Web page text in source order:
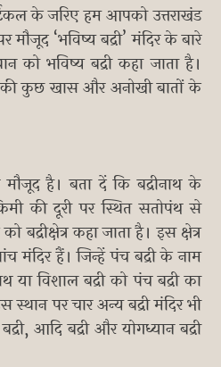
के जरिए हम आपको उत्तराखंड
‘भविष्य बद्री’ मंदिर के बारे
को भविष्य बद्री कहा जाता है।
की कुछ खास और अनोखी बातों के
मौजूद है। बता दें कि बद्रीनाथ के
की दूरी पर स्थित सतोपंथ से
बद्रीक्षेत्र कहा जाता है। इस क्षेत्र
मंदिर हैं। जिन्हें पंच बद्री के नाम
या विशाल बद्री को पंच बद्री का
स्थान पर चार अन्य बद्री मंदिर भी
आदि बद्री और योगध्यान बद्री